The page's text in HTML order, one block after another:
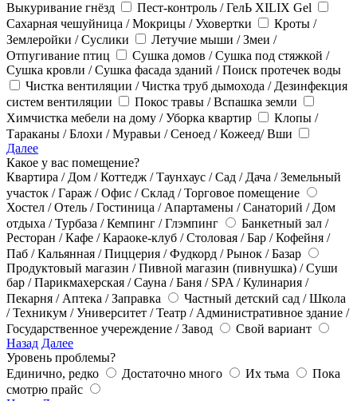
Выкуривание гнёзд
Пест-контроль / ГелЬ XILIX Gel
Сахарная чешуйница / Мокрицы / Уховертки
Кроты /
Землеройки / Суслики
Летучие мыши / Змеи /
Отпугивание птиц
Сушка домов / Сушка под стяжкой /
Сушка кровли / Сушка фасада зданий / Поиск протечек воды
Чистка вентиляции / Чистка труб дымохода / Дезинфекция
систем вентиляции
Покос травы / Вспашка земли
Химчистка мебели на дому / Уборка квартир
Клопы /
Тараканы / Блохи / Муравьи / Сеноед / Кожеед/ Вши
Далее
Какое у вас помещение?
Квартира / Дом / Коттедж / Таунхаус / Сад / Дача / Земельный
участок / Гараж / Офис / Склад / Торговое помещение
Хостел / Отель / Гостиница / Апартамены / Санаторий / Дом
отдыха / Турбаза / Кемпинг / Глэмпинг
Банкетный зал /
Ресторан / Кафе / Караоке-клуб / Столовая / Бар / Кофейня /
Паб / Кальянная / Пиццерия / Фудкорд / Рынок / Базар
Продуктовый магазин / Пивной магазин (пивнушка) / Суши
бар / Парикмахерская / Сауна / Баня / SPA / Кулинария /
Пекарня / Аптека / Заправка
Частный детский сад / Школа
/ Техникум / Университет / Театр / Административное здание /
Государственное учереждение / Завод
Свой вариант
Назад Далее
Уровень проблемы?
Единично, редко
Достаточно много Их тьма
Пока
смотрю прайс